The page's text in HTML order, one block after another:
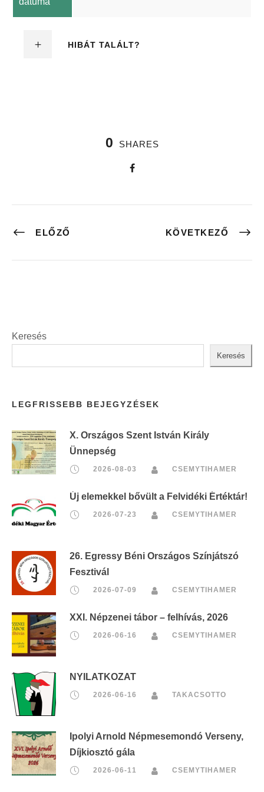
HIBÁT TALÁLT?
0 SHARES
ELŐZŐ KÖVETKEZŐ
Keresés
Keresés
LEGFRISSEBB BEJEGYZÉSEK
X. Országos Szent István Király
Ünnepség
2026-08-03 CSEMYTIHAMER
Új elemekkel bővült a Felvidéki Értéktár!
2026-07-23 CSEMYTIHAMER
26. Egressy Béni Országos Színjátszó
Fesztivál
2026-07-09 CSEMYTIHAMER
XXI. Népzenei tábor – felhívás, 2026
2026-06-16 CSEMYTIHAMER
NYILATKOZAT
2026-06-16 TAKACSOTTO
Ipolyi Arnold Népmesemondó Verseny,
Díjkiosztó gála
2026-06-11 CSEMYTIHAMER